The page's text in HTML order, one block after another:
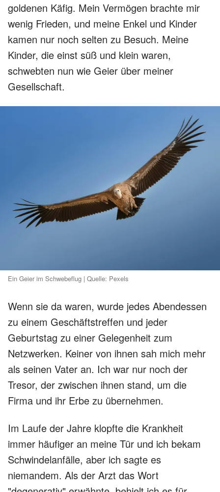
goldenen Käfig. Mein Vermögen brachte mir
wenig Frieden, und meine Enkel und Kinder
kamen nur noch selten zu Besuch. Meine
Kinder, die einst süß und klein waren,
schwebten nun wie Geier über meiner
Gesellschaft.
Ein Geier im Schwebeflug | Quelle: Pexels
Wenn sie da waren, wurde jedes Abendessen
zu einem Geschäftstreffen und jeder
Geburtstag zu einer Gelegenheit zum
Netzwerken. Keiner von ihnen sah mich mehr
als seinen Vater an. Ich war nur noch der
Tresor, der zwischen ihnen stand, um die
Firma und ihr Erbe zu übernehmen.
Im Laufe der Jahre klopfte die Krankheit
immer häufiger an meine Tür und ich bekam
Schwindelanfälle, aber ich sagte es
niemandem. Als der Arzt das Wort